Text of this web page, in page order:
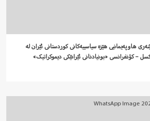
هاوپەیمانیی هێزە سیاسییەکانی کوردستانی ئێران لە
– کۆنفرانسی «بونیادنانی ئێرانێکی دیموکراتیک»